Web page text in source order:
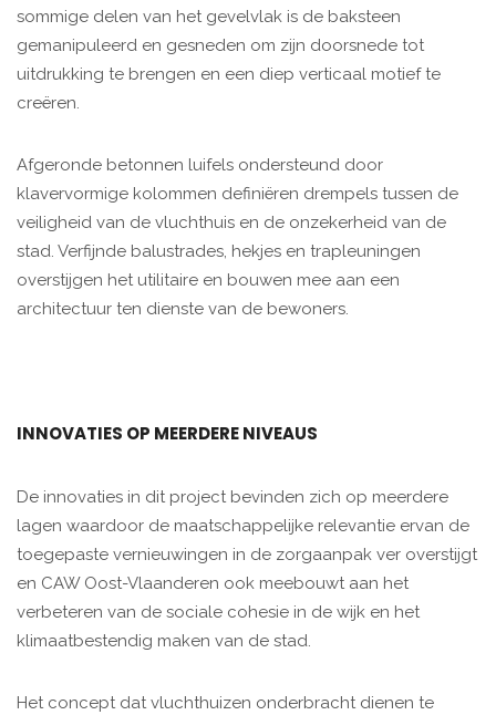
sommige delen van het gevelvlak is de baksteen
gemanipuleerd en gesneden om zijn doorsnede tot
uitdrukking te brengen en een diep verticaal motief te
creëren.
Afgeronde betonnen luifels ondersteund door
klavervormige kolommen definiëren drempels tussen de
veiligheid van de vluchthuis en de onzekerheid van de
stad. Verfijnde balustrades, hekjes en trapleuningen
overstijgen het utilitaire en bouwen mee aan een
architectuur ten dienste van de bewoners.
INNOVATIES OP MEERDERE NIVEAUS
De innovaties in dit project bevinden zich op meerdere
lagen waardoor de maatschappelijke relevantie ervan de
toegepaste vernieuwingen in de zorgaanpak ver overstijgt
en CAW Oost-Vlaanderen ook meebouwt aan het
verbeteren van de sociale cohesie in de wijk en het
klimaatbestendig maken van de stad.
Het concept dat vluchthuizen onderbracht dienen te